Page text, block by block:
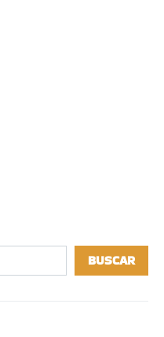
BUSCAR